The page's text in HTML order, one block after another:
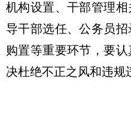
机构设置、干部管理
导干部选任、公务员
购置等重要环节，要
决杜绝不正之风和违规